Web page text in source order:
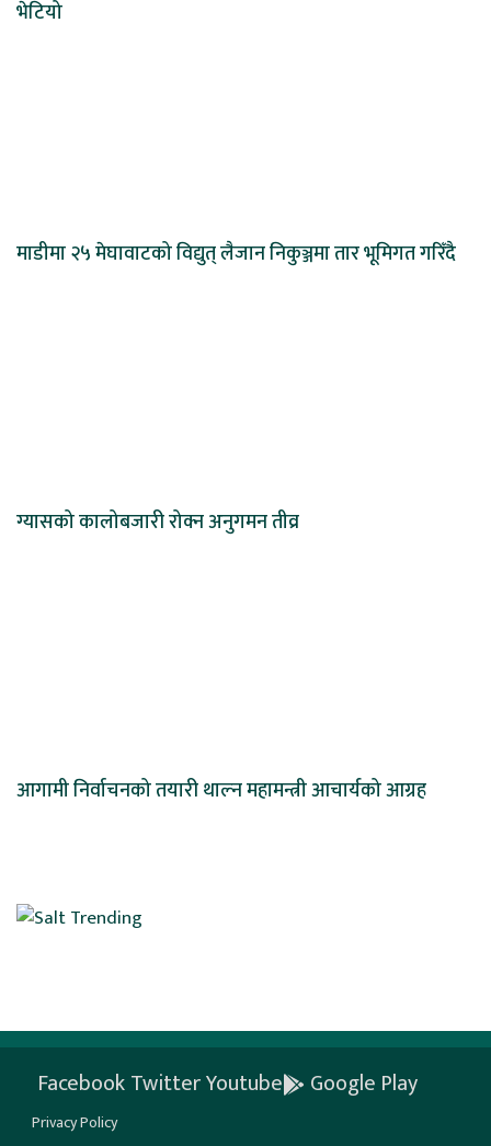
भेटियो
माडीमा २५ मेघावाटको विद्युत् लैजान निकुञ्जमा तार भूमिगत गरिँदै
ग्यासको कालोबजारी रोक्न अनुगमन तीव्र
आगामी निर्वाचनको तयारी थाल्न महामन्त्री आचार्यको आग्रह
FacebookTwitterYoutube Google Play
Privacy Policy